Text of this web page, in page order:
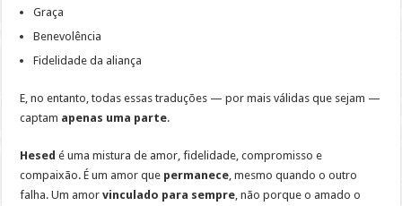
Graça
Benevolência
Fidelidade da aliança
E, no entanto, todas essas traduções — por mais válidas que sejam —
captam apenas uma parte.
Hesed é uma mistura de amor, fidelidade, compromisso e
compaixão. É um amor que permanece, mesmo quando o outro
falha. Um amorvinculado para sempre, não porque o amado o